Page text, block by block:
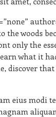
the woods
only the
what it
discover
eius modi